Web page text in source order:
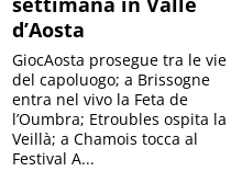
d’Aosta
GiocAosta prosegue tra le vie
del capoluogo; a Brissogne
entra nel vivo la Feta de
l’Oumbra; Etroubles ospita la
Veillà; a Chamois tocca al
Festival A...